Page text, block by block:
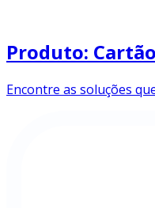
Produto:
Encontre as soluções